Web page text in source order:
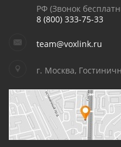
РФ (Звонок
8 (800) 333-75-33
team@voxlink.ru
г. Москва,